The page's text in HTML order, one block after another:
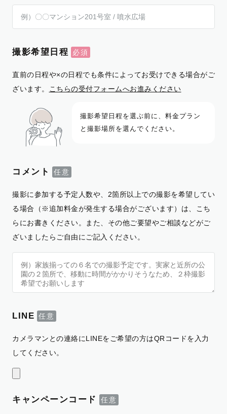
撮影希望日程
直前の日程や×の日程でも条件によってお受けできる場合がご
ざいます。
こちらの受付フォームへお進みください
撮影希望日程を選ぶ前に、料金プラン
と撮影場所を選んでください。
コメント
撮影に参加する予定人数や、2箇所以上での撮影を希望してい
る場合（※追加料金が発生する場合がございます）は、こち
らにお書きください。また、その他ご要望やご相談などがご
ざいましたらご自由にご記入ください。
LINE
カメラマンとの連絡にLINEをご希望の方はQRコードを入力
してください。
キャンペーンコード